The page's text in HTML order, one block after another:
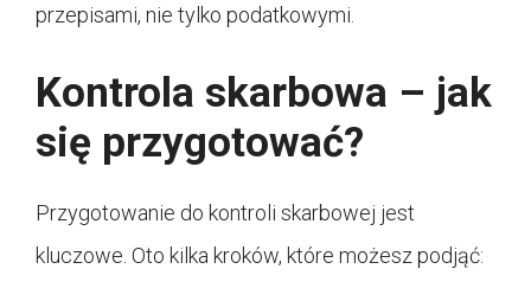
przepisami, nie tylko podatkowymi.
Kontrola skarbowa – jak
się przygotować?
Przygotowanie do kontroli skarbowej jest
kluczowe. Oto kilka kroków, które możesz podjąć: